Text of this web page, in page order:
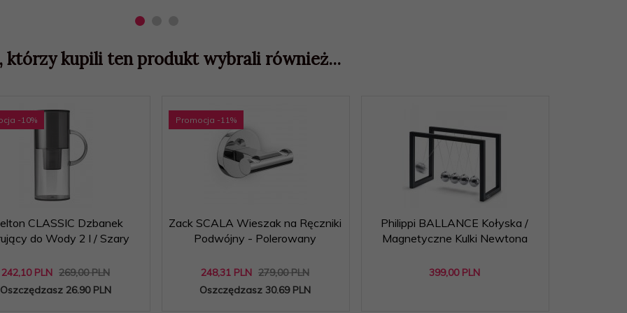
którzy kupili ten produkt wybrali również...
-10%
CLASSIC Dzbanek
do Wody 2 l / Szary
242,10 PLN 269,00 PLN
Oszczędzasz 26.90 PLN
Promocja -11%
Zack SCALA Wieszak na Ręczniki
Podwójny - Polerowany
248,31 PLN 279,00 PLN
Oszczędzasz 30.69 PLN
Philippi BALLANCE Kołyska /
Magnetyczne Kulki Newtona
399,00 PLN